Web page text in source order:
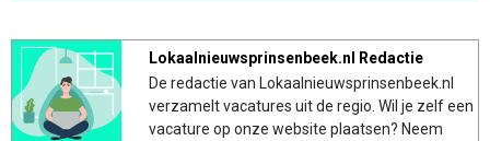
Lokaalnieuwsprinsenbeek.nl Redactie
De redactie van Lokaalnieuwsprinsenbeek.nl
verzamelt vacatures uit de regio. Wil je zelf een
vacature op onze website plaatsen? Neem